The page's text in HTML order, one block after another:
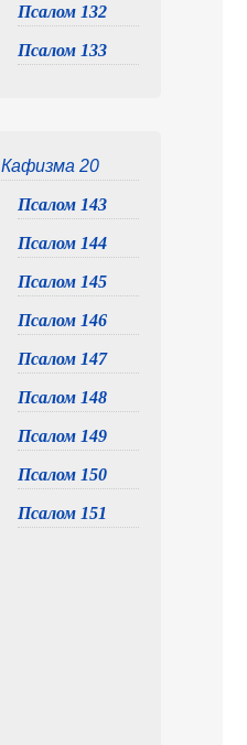
Псалом 132
Псалом 133
Кафизма 20
Псалом 143
Псалом 144
Псалом 145
Псалом 146
Псалом 147
Псалом 148
Псалом 149
Псалом 150
Псалом 151